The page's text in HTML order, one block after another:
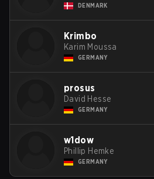
DENMARK
Krimbo
Karim Moussa
GERMANY
prosus
David Hesse
GERMANY
w1dow
Phillip Hemke
GERMANY